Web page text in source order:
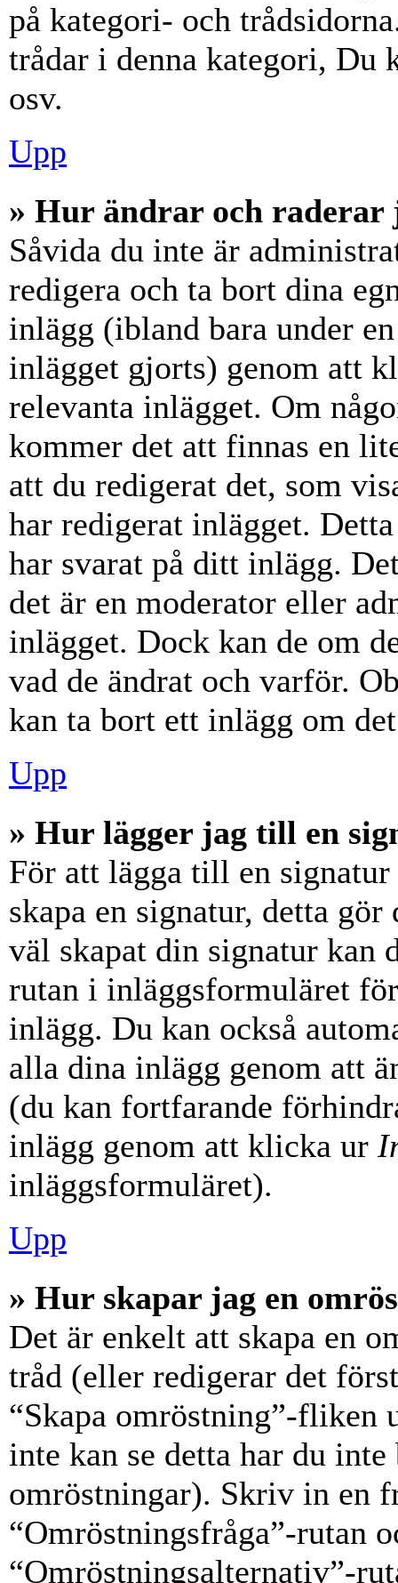
på kategori- och
trådar i denna kategori, Du
osv.
Upp
» Hur ändrar och raderar
Såvida du inte är
redigera och ta bort dina
inlägg (ibland bara under
inlägget gjorts) genom att
relevanta inlägget. Om
kommer det att finnas en
att du redigerat det, som
har redigerat inlägget.
har svarat på ditt inlägg.
det är en moderator eller
inlägget. Dock kan de om
vad de ändrat och varför.
kan ta bort ett inlägg om
Upp
» Hur lägger jag till en
För att lägga till en
skapa en signatur, detta
väl skapat din signatur kan
rutan i inläggsformuläret
inlägg. Du kan också
alla dina inlägg genom att
(du kan fortfarande
inlägg genom att klicka ur
inläggsformuläret).
Upp
» Hur skapar jag en
Det är enkelt att skapa en
tråd (eller redigerar det
“Skapa omröstning”-fliken
inte kan se detta har du
omröstningar). Skriv in en
“Omröstningsfråga”-rutan
“Omröstningsalternativ”-